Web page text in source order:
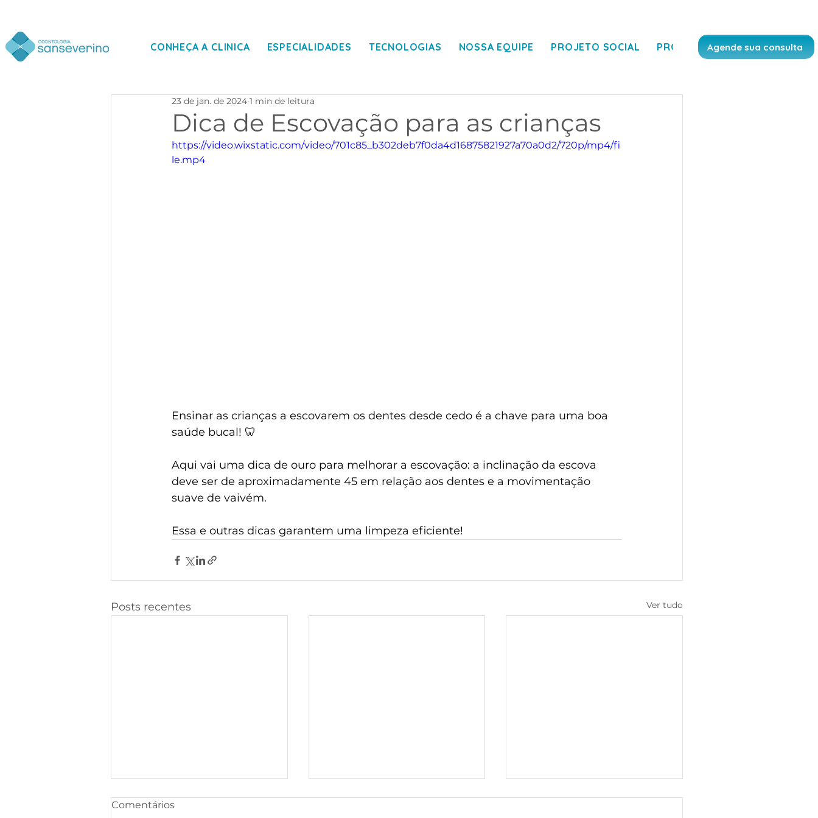
CONHEÇA A CLINICA ESPECIALIDADES TECNOLOGIAS NOSSA EQUIPE PROJETO SOCIAL PRODUÇÃO CIENTÍFICA
Agende sua consulta
Dica de Escovação para as crianças
23 de jan. de 2024 1 min de leitura
https://video.wixstatic.com/video/701c85_b302deb7f0da4d16875821927a70a0d2/720p/mp4/fi
le.mp4
Ensinar as crianças a escovarem os dentes desde cedo é a chave para uma boa
saúde bucal! 🦷
Aqui vai uma dica de ouro para melhorar a escovação: a inclinação da escova
deve ser de aproximadamente 45 em relação aos dentes e a movimentação
suave de vaivém.
Essa e outras dicas garantem uma limpeza eficiente!
Posts recentes Ver tudo
Comentários